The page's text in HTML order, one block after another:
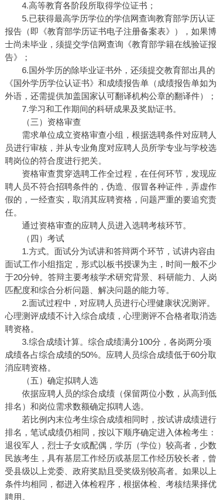
4.高等教育各阶段所取得学位证书；
5.已获得最高学历学位的学信网查询教育部学历认证
报告（即《教育部学历证书电子注册备案表》），如果博
士尚未毕业，须提交学信网查询《教育部学籍在线验证报
告》；
6.国外学历的除毕业证书外，还须提交教育部出具的
《国外学历学位认证书》和成绩报告单（成绩报告单如为
外语，还需提供加盖国家认可翻译机构公章的翻译件）；
7.学习和工作期间的科研成果及奖励证书。
（三）资格审查
需求单位成立资格审查小组，根据选聘条件对应聘人
员进行审核，并从专业角度对应聘人员所学专业与学校选
聘岗位的符合度进行把关。
资格审查贯穿选聘工作全过程，在任何环节，发现应
聘人员不符合招聘条件的，伪造、假冒各种证件，弄虚作
假的，一经查实，取消其应聘资格，问题严重的要追究责
任。
通过资格审查的应聘人员进入选聘考核环节。
（四）考试
1.方式。面试分为试讲和答辩两个环节，试讲内容由
面试工作小组指定，形式以板书授课为主，时间一般不少
于20分钟。答辩主要考核学术研究背景、科研能力、人岗
匹配度和综合分析问题、解决问题的能力等。
2.面试过程中，对应聘人员进行心理健康状况测评。
心理测评成绩不计入综合成绩，心理测评不合格者取消选
聘资格。
3.综合成绩计算。综合成绩满分100分，各岗两分项
成绩各占综合成绩的50%。应聘人员综合成绩低于60分取
消应聘资格。
（五）确定拟聘人选
依据应聘人员的综合成绩（保留两位小数，从高到低
排名）和岗位需求数额确定拟聘人选。
若比例内末位考生综合成绩相同时，按试讲成绩进行
排名，笔试成绩仍相同，按以下顺序确定进入体检考生：
退役军人，烈士子女或配偶，学历（学位）较高者，少数
民族考生，具有基层工作经历或基层工作经历较长者，曾
受县级以上党委、政府奖励且受奖级别较高者。如果以上
条件均相同，都进入体检程序，根据体检、考核结果择优
聘用。